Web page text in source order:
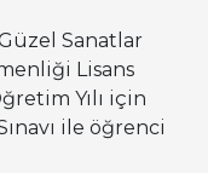
Sanatlar
Lisans
Yılı için
ile öğrenci